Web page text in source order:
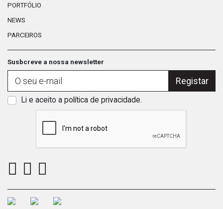
PORTFÓLIO
NEWS
PARCEIROS
Susbcreve a nossa newsletter
Registar
Li e aceito a política de privacidade.